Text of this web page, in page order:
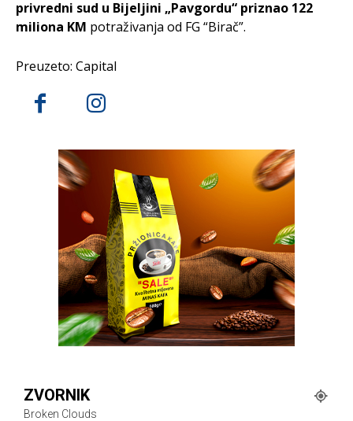
privredni sud u Bijeljini „Pavgordu“ priznao 122
miliona KM potraživanja od FG “Birač”.
Preuzeto: Capital
ZVORNIK
Broken Clouds